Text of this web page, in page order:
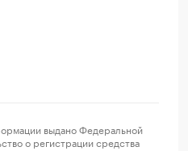
выдано Федеральной
о регистрации средства